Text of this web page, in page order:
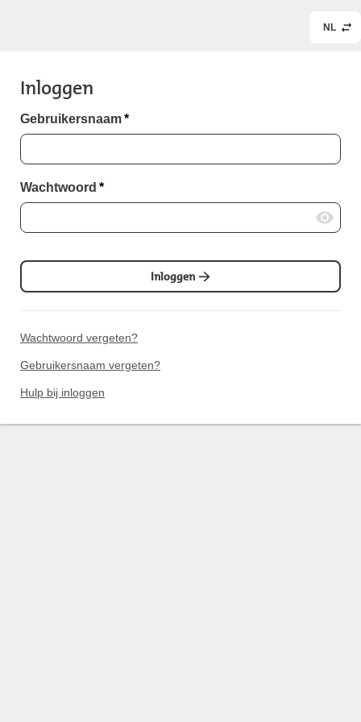
NL
Inloggen
Gebruikersnaam*
Wachtwoord *
Inloggen
Wachtwoord vergeten?
Gebruikersnaam vergeten?
Hulp bij inloggen